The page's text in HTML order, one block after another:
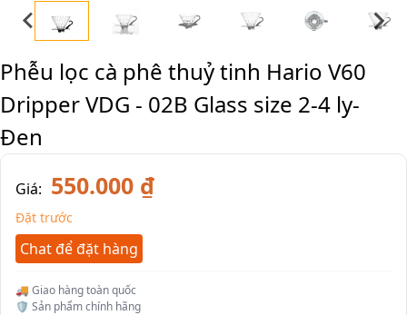
Phễu lọc cà phê thuỷ tinh Hario V60
Dripper VDG - 02B Glass size 2-4 ly-
Đen
Giá: 550.000 ₫
Đặt trước
Chat để đặt hàng
🚚 Giao hàng toàn quốc
🛡️ Sản phẩm chính hãng